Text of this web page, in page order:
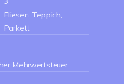
Fliesen, Teppich,
Parkett
Mehrwertsteuer